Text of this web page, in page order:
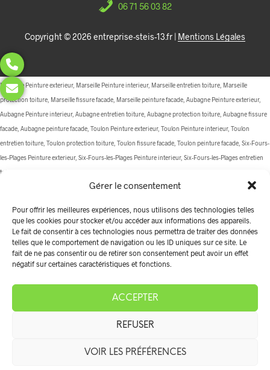
Gérer le consentement
Pour offrir les meilleures expériences, nous utilisons des technologies telles
que les cookies pour stocker et/ou accéder aux informations des appareils.
Le fait de consentir à ces technologies nous permettra de traiter des données
telles que le comportement de navigation ou les ID uniques sur ce site. Le
fait de ne pas consentir ou de retirer son consentement peut avoir un effet
négatif sur certaines caractéristiques et fonctions.
ACCEPTER
REFUSER
VOIR LES PRÉFÉRENCES
06 71 56 03 82
Copyright © 2026 entreprise-steis-13.fr | Mentions Légales
Marseille Peinture exterieur, Marseille Peinture interieur, Marseille entretien toiture, Marseille
protection toiture, Marseille fissure facade, Marseille peinture facade, Aubagne Peinture exterieur,
Aubagne Peinture interieur, Aubagne entretien toiture, Aubagne protection toiture, Aubagne fissure
facade, Aubagne peinture facade, Toulon Peinture exterieur, Toulon Peinture interieur, Toulon
entretien toiture, Toulon protection toiture, Toulon fissure facade, Toulon peinture facade, Six-Fours-
les-Plages Peinture exterieur, Six-Fours-les-Plages Peinture interieur, Six-Fours-les-Plages entretien
toiture, Six-Fours-les-Plages protection toiture, Six-Fours-les-Plages fissure facade, Six-Fours-les-
Plages peinture facade, La Ciotat Peinture exterieur, La Ciotat Peinture interieur, La Ciotat entretien
Provence Peinture exterieur, Carnoux-en-Provence Peinture interieur, Carnoux-en-Provence
entretien toiture, Carnoux-en-Provence protection toiture, Carnoux-en-Provence fissure facade,
Carnoux-en-Provence peinture facade, Les Pennes-Mirabeau Peinture exterieur, Les Pennes-
Mirabeau Peinture interieur, Les Pennes-Mirabeau entretien toiture, Les Pennes-Mirabeau protection
d'Azur Peinture exterieur, La Cadière-d'Azur Peinture interieur, La Cadière-d'Azur entretien toiture, La
Cadière-d'Azur protection toiture, La Cadière-d'Azur fissure facade, La Cadière-d'Azur peinture
Peinture interieur, Cassis entretien toiture, Cassis protection toiture, Cassis fissure facade, Cassis